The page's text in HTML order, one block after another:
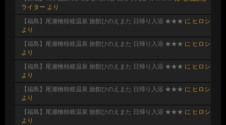
ライター より
【福島】尾瀬檜枝岐温泉 旅館ひのえまた 日帰り入浴 ★★★ に ヒロシ
より
【福島】尾瀬檜枝岐温泉 旅館ひのえまた 日帰り入浴 ★★★ に ヒロシ
より
【福島】尾瀬檜枝岐温泉 旅館ひのえまた 日帰り入浴 ★★★ に ヒロシ
より
【福島】尾瀬檜枝岐温泉 旅館ひのえまた 日帰り入浴 ★★★ に ヒロシ
より
【福島】尾瀬檜枝岐温泉 旅館ひのえまた 日帰り入浴 ★★★ に ヒロシ
より